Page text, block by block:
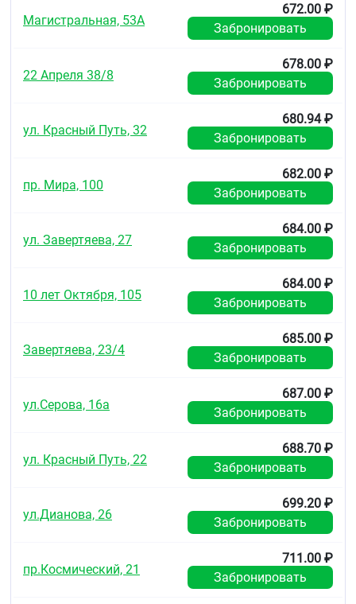
Магистральная, 53А
672.00 ₽
Забронировать
22 Апреля 38/8
678.00 ₽
Забронировать
ул. Красный Путь, 32
680.94 ₽
Забронировать
пр. Мира, 100
682.00 ₽
Забронировать
ул. Завертяева, 27
684.00 ₽
Забронировать
10 лет Октября, 105
684.00 ₽
Забронировать
Завертяева, 23/4
685.00 ₽
Забронировать
ул.Серова, 16а
687.00 ₽
Забронировать
ул. Красный Путь, 22
688.70 ₽
Забронировать
ул.Дианова, 26
699.20 ₽
Забронировать
пр.Космический, 21
711.00 ₽
Забронировать